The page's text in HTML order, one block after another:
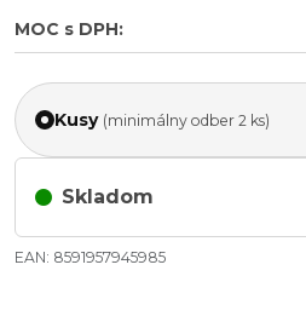
MOC s DPH:
Kusy (minimálny odber 2 ks)
Skladom
EAN: 8591957945985